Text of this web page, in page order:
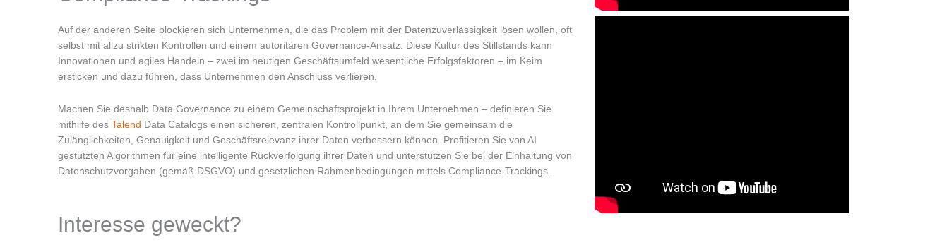
Auf der anderen Seite blockieren sich Unternehmen, die das Problem mit der Datenzuverlässigkeit lösen wollen, oft
selbst mit allzu strikten Kontrollen und einem autoritären Governance-Ansatz. Diese Kultur des Stillstands kann
Innovationen und agiles Handeln – zwei im heutigen Geschäftsumfeld wesentliche Erfolgsfaktoren – im Keim
ersticken und dazu führen, dass Unternehmen den Anschluss verlieren.
Machen Sie deshalb Data Governance zu einem Gemeinschaftsprojekt in Ihrem Unternehmen – definieren Sie
mithilfe des Talend Data Catalogs einen sicheren, zentralen Kontrollpunkt, an dem Sie gemeinsam die
Zulänglichkeiten, Genauigkeit und Geschäftsrelevanz ihrer Daten verbessern können. Profitieren Sie von AI
gestützten Algorithmen für eine intelligente Rückverfolgung ihrer Daten und unterstützen Sie bei der Einhaltung von
Datenschutzvorgaben (gemäß DSGVO) und gesetzlichen Rahmenbedingungen mittels Compliance-Trackings.
Interesse geweckt?